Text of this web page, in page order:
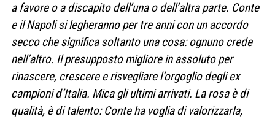
a favore o a discapito dell’una o dell’altra parte. Conte
e il Napoli si legheranno per tre anni con un accordo
secco che significa soltanto una cosa: ognuno crede
nell’altro. Il presupposto migliore in assoluto per
rinascere, crescere e risvegliare l’orgoglio degli ex
campioni d’Italia. Mica gli ultimi arrivati. La rosa è di
qualità, è di talento: Conte ha voglia di valorizzarla,